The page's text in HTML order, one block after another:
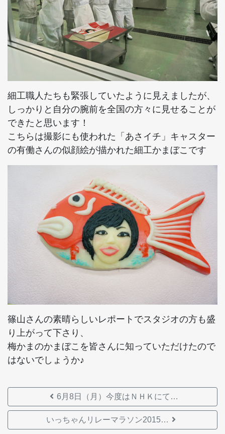
細工職人たちも緊張していたように見えましたが、
しっかりと自分の腕前を全国の方々に見せることが
できたと思います！
こちらは撮影にも使われた「あさイチ」キャスター
の有働さんの似顔絵が描かれた細工かまぼこです
篠山さんの素晴らしいレポートでスタジオの方も盛
り上がって下さり、
梅かまのかまぼこを皆さんに知っていただけたので
はないでしょうか♪
6月8日（月）今度はＮＨＫにて…
いっちゃんリレーマラソン2015…